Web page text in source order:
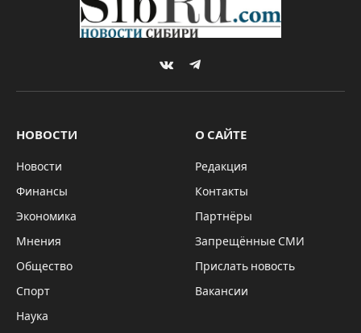
VKontakteTelegram
НОВОСТИ
Новости
Финансы
Экономика
Мнения
Общество
Спорт
Наука
О САЙТЕ
Редакция
Контакты
Партнёры
Запрещённые СМИ
Прислать новость
Вакансии